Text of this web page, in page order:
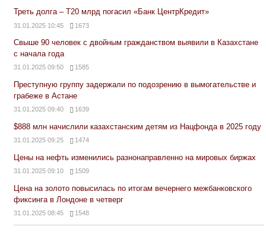
Треть долга – Т20 млрд погасил «Банк ЦентрКредит»
31.01.2025 10:45 1673
Свыше 90 человек с двойным гражданством выявили в Казахстане
с начала года
31.01.2025 09:50 1585
Преступную группу задержали по подозрению в вымогательстве и
грабеже в Астане
31.01.2025 09:40 1639
$888 млн начислили казахстанским детям из Нацфонда в 2025 году
31.01.2025 09:25 1474
Цены на нефть изменились разнонаправленно на мировых биржах
31.01.2025 09:10 1509
Цена на золото повысилась по итогам вечернего межбанковского
фиксинга в Лондоне в четверг
31.01.2025 08:45 1548